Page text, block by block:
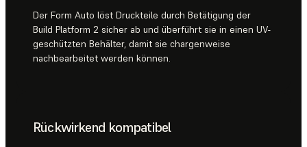
Der Form Auto löst Druckteile durch Betätigung der
Build Platform 2 sicher ab und überführt sie in einen UV-
geschützten Behälter, damit sie chargenweise
nachbearbeitet werden können.
Rückwirkend kompatibel